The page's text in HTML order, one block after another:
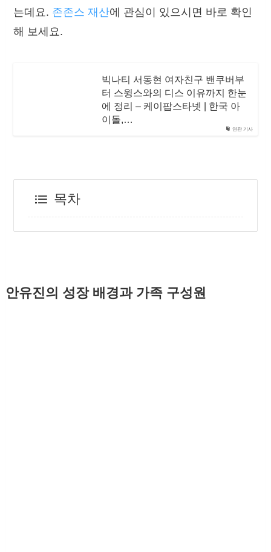
는데요. 존존스 재산에 관심이 있으시면 바로 확인
해 보세요.
연관 기사
빅나티 서동현 여자친구 밴쿠버부
터 스윙스와의 디스 이유까지 한눈
에 정리 – 케이팝스타넷 | 한국 아
이돌,…
목차
안유진의 성장 배경과 가족 구성원